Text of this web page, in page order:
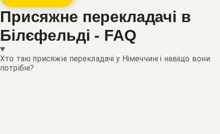
Присяжне перекладачі в
Білєфельді - FAQ
Хто такі присяжні перекладачі у Німеччині і навіщо вони
потрібні?